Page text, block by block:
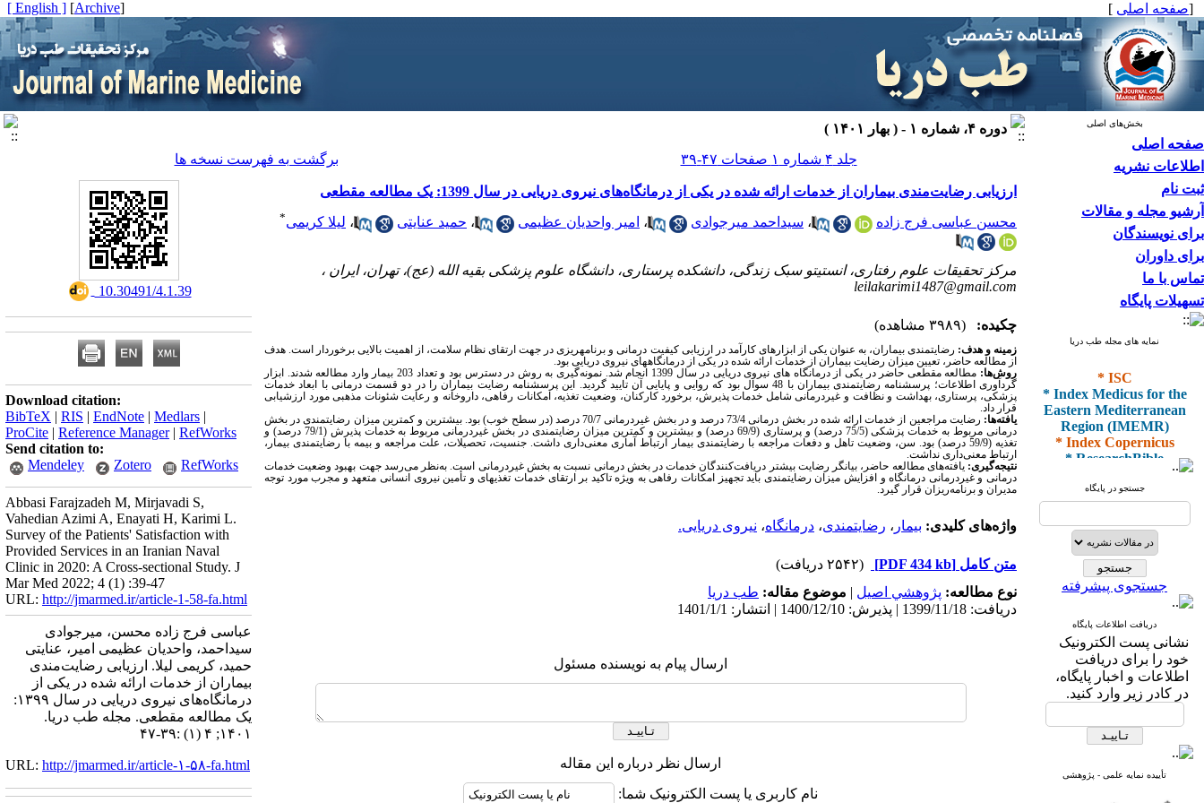
[صفحه اصلی ]
[
Archive
]
[ English ]
بخش‌های اصلی
صفحه اصلی
اطلاعات نشریه
ثبت نام
آرشیو مجله و مقالات
برای نویسندگان
برای داوران
تماس با ما
تسهیلات پایگاه
نمایه های مجله طب دریا
* ISC
* Index Medicus for the
Eastern Mediterranean
Region (IMEMR)
* Index Copernicus
* ResearchBible
* I2OR
* ROAD
* Scientific Indexing
Services
* SID
* Magiran
* Google Scholar
و دارای رتبه علمی
پژوهشی
از کمیسیون نشریات
وزارت بهداشت و درمان
* Index Medicus for the
جستجو در پایگاه
جستجوی پیشرفته
دریافت اطلاعات پایگاه
نشانی پست الکترونیک
خود را برای دریافت
اطلاعات و اخبار پایگاه،
در کادر زیر وارد کنید.
تأییده نمایه علمی - پژوهشی
دوره ۴، شماره ۱ - ( بهار ۱۴۰۱ )
جلد ۴ شماره ۱ صفحات ۴۷-۳۹
برگشت به فهرست نسخه ها
ارزیابی رضایت‌مندی بیماران از خدمات ارائه شده در یکی از درمانگاه‌های نیروی دریایی در سال 1399: یک مطالعه مقطعی
محسن عباسی فرج زاده ، سیداحمد میرجوادی ، امیر واحدیان عظیمی ، حمید عنایتی ، لیلا کریمی*
مرکز تحقیقات علوم رفتاری، انستیتو سبک زندگی، دانشکده پرستاری، دانشگاه علوم پزشکی بقیه الله (عج)، تهران، ایران ،
leilakarimi1487@gmail.com
چکیده: (۳۹۸۹ مشاهده)
زمینه و هدف: رضایتمندی بیماران، به عنوان یکی از ابزارهای کارآمد در ارزیابی کیفیت درمانی و برنامه­ریزی در جهت ارتقای نظام سلامت، از اهمیت بالایی برخوردار است. هدف
از مطالعه حاضر، تعیین میزان رضایت بیماران از خدمات ارائه شده در یکی از درمانگاه­های نیروی دریایی بود.
روش‌ها:
مطالعه مقطعی حاضر در یکی از درمانگاه ­های نیروی دریایی در سال 1399 انجام شد. نمونه‌گیری به روش در دسترس بود و تعداد 203 بیمار وارد مطالعه شدند. ابزار
گردآوری اطلاعات؛ پرسشنامه رضایتمندی بیماران با 48 سوال بود که روایی و پایایی آن تایید گردید. این پرسشنامه رضایت بیماران را در دو قسمت
درمانی با ابعاد خدمات
پزشکی، پرستاری، بهداشت و نظافت و غیردرمانی شامل خدمات پذیرش، برخورد کارکنان، وضعیت تغذیه، امکانات رفاهی، داروخانه و رعایت شئونات مذهبی مورد ارزشیابی
قرار داد.
یافته‌ها:
رضایت مراجعین از خدمات ارائه شده در بخش درمانی 73/4 درصد و در بخش غیردرمانی 70/7 درصد (در سطح خوب) بود. بیشترین و کمترین میزان رضایتمندی در بخش
درمانی مربوط به خدمات پزشکی (75/5 درصد) و پرستاری (69/9 درصد) و بیشترین و کمترین میزان رضایتمندی در بخش غیردرمانی مربوط به خدمات پذیرش (79/1 درصد) و
تغذیه (59/9 درصد) بود. سن، وضعیت تاهل و دفعات مراجعه با رضایتمندی بیمار ارتباط آماری معنی‌داری داشت. جنسیت، تحصیلات، علت مراجعه و بیمه با رضایتمندی بیمار،
ارتباط معنی‌داری نداشت.
نتیجه‌گیری:یافته‌های مطالعه حاضر، بیانگر رضایت بیشتر دریافت‌کنندگان خدمات در بخش درمانی نسبت به بخش غیردرمانی است. به‌نظر می‌رسد جهت بهبود وضعیت خدمات
درمانی و غیردرمانی درمانگاه و افزایش میزان رضایتمندی باید تجهیز امکانات رفاهی به ویژه تاکید بر ارتقای خدمات تغذیه­ای و تأمین نیروی انسانی متعهد و مجرب مورد توجه
مدیران و برنامه‌ریزان قرار گیرد.
واژه‌های کلیدی: بیمار ، رضایتمندی، درمانگاه، نیروی دریایی.
متن کامل [PDF 434 kb]
(۲۵۴۲ دریافت)
نوع مطالعه: پژوهشي اصیل | موضوع مقاله: طب دریا
دریافت: 1399/11/18 | پذیرش: 1400/12/10 | انتشار: 1401/1/1
ارسال پیام به نویسنده مسئول
ارسال نظر درباره این مقاله
نام کاربری یا پست الکترونیک شما:
‎ 10.30491/4.1.39
Download citation:
BibTeX | RIS | EndNote | Medlars |
ProCite | Reference Manager| RefWorks
Send citation to:
Mendeley
Zotero RefWorks
Abbasi Farajzadeh M, Mirjavadi S,
Vahedian Azimi A, Enayati H, Karimi L.
Survey of the Patients' Satisfaction with
Provided Services in an Iranian Naval
Clinic in 2020: A Cross-sectional Study. J
Mar Med 2022; 4 (1) :39-47
URL: http://jmarmed.ir/article-1-58-fa.html
عباسی فرج زاده محسن، میرجوادی
سیداحمد، واحدیان عظیمی امیر، عنایتی
حمید، کریمی لیلا. ارزیابی رضایت‌مندی
بیماران از خدمات ارائه شده در یکی از
درمانگاه‌های نیروی دریایی در سال ۱۳۹۹:
یک مطالعه مقطعی. مجله طب دریا.
۱۴۰۱; ۴ (۱) :۳۹-۴۷
URL: http://jmarmed.ir/article-۱-۵۸-fa.html